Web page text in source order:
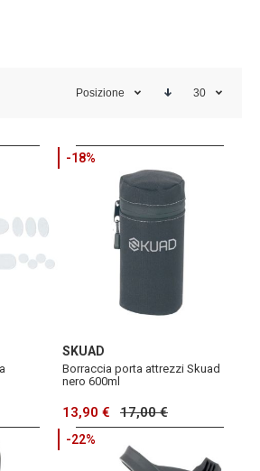
Posizione 30
-18%
SKUAD
Borraccia porta attrezzi Skuad
nero 600ml
13,90 € 17,00 €
-22%